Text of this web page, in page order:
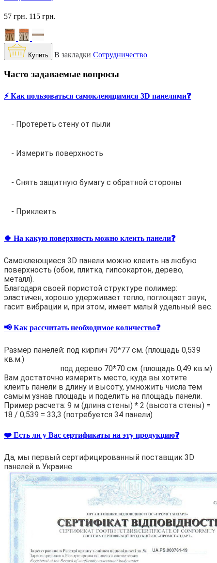
57 грн. 115 грн.
Купить В закладки Сотрудничество
Часто задаваемые вопросы
⚡️ Как пользоваться самоклеющимися 3D панелями❓
- Протереть стену от пыли
- Измерить поверхность
- Снять защитную бумагу с обратной стороны
- Приклеить
🍀 На какую поверхность можно клеить панели❓
Самоклеющиеся 3D панели можно клеить на любую
поверхность (обои, плитка, гипсокартон, дерево,
металл).
Благодаря своей пористой структуре полимер:
эластичен, хорошо удерживает тепло, поглощает звук,
гасит вибрации и, при этом, имеет малый удельный вес.
📢 Как рассчитать необходимое количество❓
Размер панелей: под кирпич 70*77 см. (площадь 0,539
кв.м.)
под дерево 70*70 см. (площадь 0,49 кв.м)
Вам достаточно измерить место, куда вы хотите
клеить панели в длину и высоту, умножить числа тем
самым узнав площадь и поделить на площадь панели.
Пример расчета: 9 м (длина стены) * 2 (высота стены) =
18 / 0,539 = 33,3 (потребуется 34 панели)
❤️ Есть ли у Вас сертификаты на эту продукцию❓
Да, мы первый сертифицированный поставщик 3D
панелей в Украине.